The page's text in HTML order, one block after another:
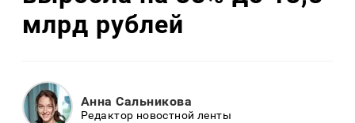
млрд рублей
Анна Сальникова
Редактор новостной ленты